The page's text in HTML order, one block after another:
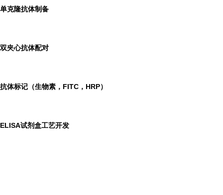
单克隆抗体制备
双夹心抗体配对
抗体标记（生物素，FITC，HRP）
ELISA试剂盒工艺开发